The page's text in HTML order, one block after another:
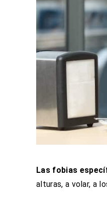
Las fobias
alturas, a volar, a